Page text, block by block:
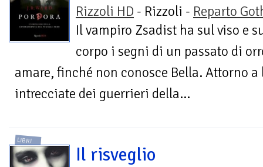
Rizzoli HD - Rizzoli - Reparto
Il vampiro Zsadist ha sul viso e
corpo i segni di un passato di
amare, finché non conosce Bella. Attorno a
intrecciate dei guerrieri della...
LIBRI
Il risveglio